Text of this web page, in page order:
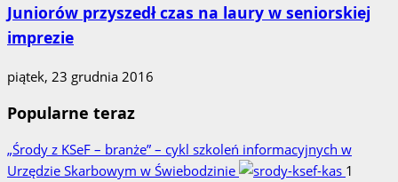
Juniorów przyszedł czas na laury w seniorskiej
imprezie
piątek, 23 grudnia 2016
Popularne teraz
„Środy z KSeF – branże” – cykl szkoleń informacyjnych w
Urzędzie Skarbowym w Świebodzinie
1